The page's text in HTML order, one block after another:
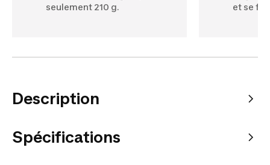
seulement 210 g.
et se
Description
Spécifications